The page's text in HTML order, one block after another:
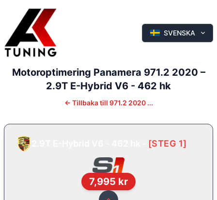
SVENSKA
Motoroptimering Panamera 971.2 2020 –
2.9T E-Hybrid V6 - 462 hk
← Tillbaka till 971.2 2020 ...
[STEG 1]
7,995 kr